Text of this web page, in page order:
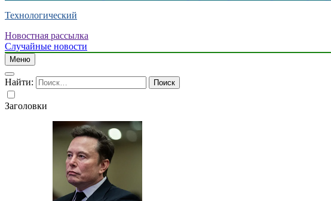
Технологический
Новостная рассылка
Случайные новости
Меню
Найти:
Заголовки